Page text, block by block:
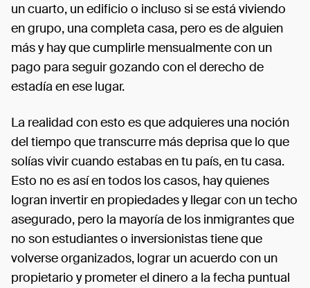
un cuarto, un edificio o incluso si se está viviendo
en grupo, una completa casa, pero es de alguien
más y hay que cumplirle mensualmente con un
pago para seguir gozando con el derecho de
estadía en ese lugar.
La realidad con esto es que adquieres una noción
del tiempo que transcurre más deprisa que lo que
solías vivir cuando estabas en tu país, en tu casa.
Esto no es así en todos los casos, hay quienes
logran invertir en propiedades y llegar con un techo
asegurado, pero la mayoría de los inmigrantes que
no son estudiantes o inversionistas tiene que
volverse organizados, lograr un acuerdo con un
propietario y prometer el dinero a la fecha puntual